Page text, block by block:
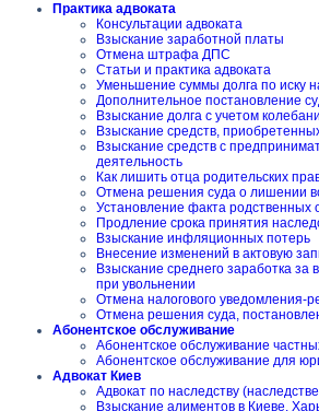
Практика адвоката
Консультации адвоката
Взыскание заработной платы
Отмена штрафа ДПС
Статьи и практика адвоката
Уменьшение суммы долга по иску
Дополнительное постановление
Взыскание долга с учетом
Взыскание средств,
Взыскание средств с
деятельность
Как лишить отца родительских
Отмена решения суда о лишении
Установление факта родственных
Продление срока принятия
Взыскание инфляционных потерь
Внесение изменений в актовую
Взыскание среднего заработка за
при увольнении
Отмена налогового уведомления-
Отмена решения суда,
Абонентское обслуживание
Абонентское обслуживание
Абонентское обслуживание для
Адвокат Киев
Адвокат по наследству
Взыскание алиментов в Киеве,